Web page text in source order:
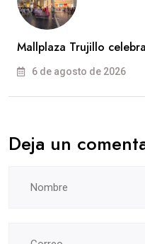
Mallplaza Trujillo
6 de agosto de 2026
Deja un